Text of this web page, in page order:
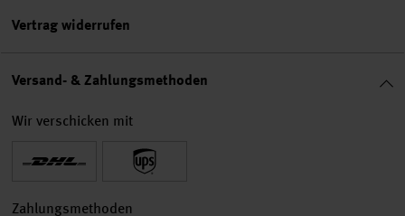
Vertrag widerrufen
Versand- & Zahlungsmethoden
Wir verschicken mit
Zahlungsmethoden